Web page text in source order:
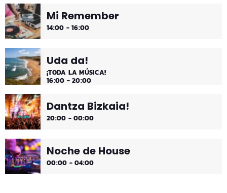
Mi Remember
14:00 - 16:00
Uda da!
¡TODA LA MÚSICA!
16:00 - 20:00
Dantza Bizkaia!
20:00 - 00:00
Noche de House
00:00 - 04:00